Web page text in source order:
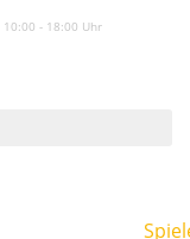
10:00 - 18:00 Uhr